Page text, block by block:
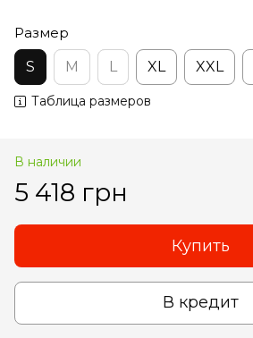
Размер
S
M L XL XXL
Таблица размеров
В наличии
5 418 грн
Купить
В кредит